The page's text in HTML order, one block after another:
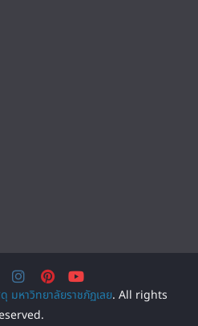
มหาวิทยาลัยราชภัฏเลย. All rights